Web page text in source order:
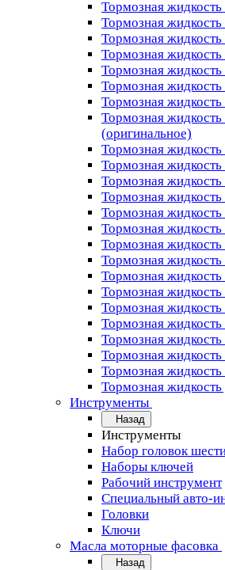
Тормозная
Тормозная
Тормозная
Тормозная
Тормозная
Тормозная
Тормозная
Тормозная жидкость
(оригинальное)
Тормозная
Тормозная жидкость
Тормозная жидкость
Тормозная жидкость
Тормозная
Тормозная
Тормозная
Тормозная
Тормозная
Тормозная
Тормозная
Тормозная жидкость
Тормозная
Тормозная
Тормозная
Тормозная
Инструменты
Назад
Инструменты
Набор головок
Наборы ключей
Рабочий инструмент
Специальный авто-
Головки
Ключи
Масла моторные фасовка
Назад